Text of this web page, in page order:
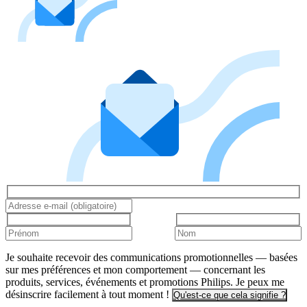
Je souhaite recevoir des communications promotionnelles — basées
sur mes préférences et mon comportement — concernant les
produits, services, événements et promotions Philips. Je peux me
désinscrire facilement à tout moment ! Qu'est-ce que cela signifie ?